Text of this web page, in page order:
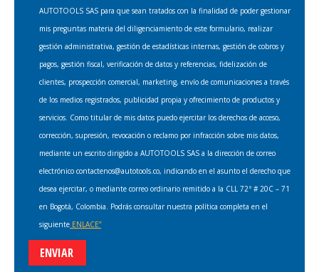
AUTOTOOLS SAS para que sean tratados con la finalidad de poder gestionar
mis preguntas materia del diligenciamiento de este formulario, realizar
gestión administrativa, gestión de estadísticas internas, gestión de cobros y
pagos, gestión fiscal, verificación de datos y referencias, fidelización de
clientes, prospección comercial, marketing, envío de comunicaciones a través
de los medios registrados, publicidad propia y ofrecimiento de productos y
servicios. Como titular de mis datos puedo ejercitar los derechos de acceso,
corrección, supresión, revocación o reclamo por infracción sobre mis datos,
mediante un escrito dirigido a AUTOTOOLS SAS a la dirección de correo
electrónico contactenos@autotools.co, indicando en el asunto el derecho que
desea ejercitar, o mediante correo ordinario remitido a la CLL 72ª # 20C – 71
en Bogotá, Colombia. Podrás consultar nuestra política completa en el
siguiente ENLACE”